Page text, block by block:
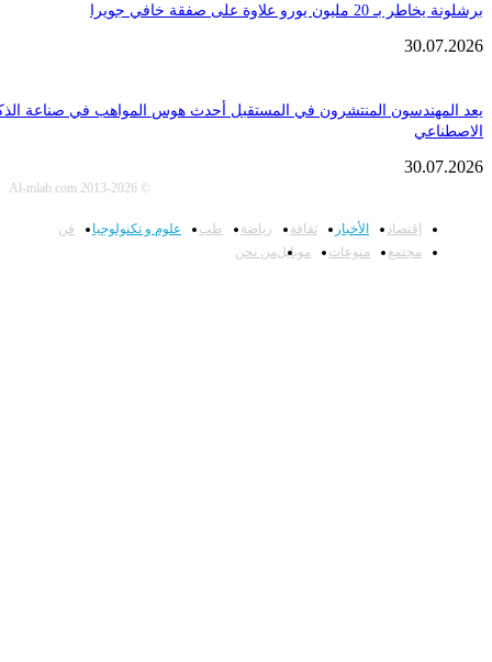
علاوة على صفقة خافي جويرا
المنتشرون في المستقبل أحدث هوس المواهب في صناعة الذكاء
الأخبار ثقافة رياضة طب علوم و تكنولوجيا
فن
منوعات موبايل من نحن